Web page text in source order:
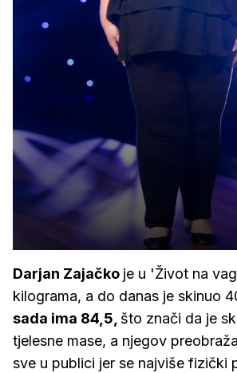
Darjan Zajačko je u 'Život na
kilograma, a do danas je skinuo
sada ima 84,5, što znači da je
tjelesne mase, a njegov
sve u publici jer se najviše fizički